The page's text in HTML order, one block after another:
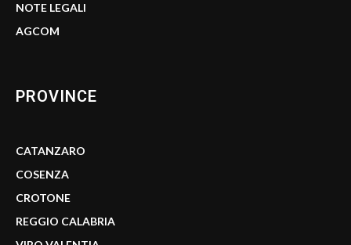
NOTE LEGALI
AGCOM
PROVINCE
CATANZARO
COSENZA
CROTONE
REGGIO CALABRIA